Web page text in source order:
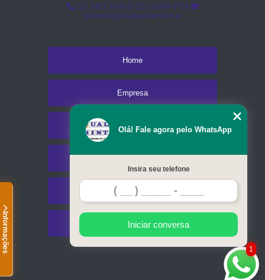
Informações
(11) 3451-3366
(11) 91098-5778
comercial@qualyprinter.com.br
Home
Empresa
Missão
Contato
Mapa do site
1
Olá! Fale agora pelo WhatsApp
Insira seu telefone
Iniciar conversa